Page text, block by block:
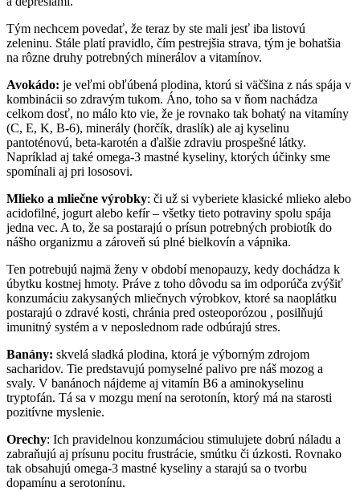
Tým nechcem povedať, že teraz by ste mali jesť iba listovú
zeleninu. Stále platí pravidlo, čím pestrejšia strava, tým je bohatšia
na rôzne druhy potrebných minerálov a vitamínov.
Avokádo: je veľmi obľúbená plodina, ktorú si väčšina z nás spája v
kombinácii so zdravým tukom. Áno, toho sa v ňom nachádza
celkom dosť, no málo kto vie, že je rovnako tak bohatý na vitamíny
(C, E, K, B-6), minerály (horčík, draslík) ale aj kyselinu
pantoténovú, beta-karotén a ďalšie zdraviu prospešné látky.
Napríklad aj také omega-3 mastné kyseliny, ktorých účinky sme
spomínali aj pri lososovi.
Mlieko a mliečne výrobky: či už si vyberiete klasické mlieko alebo
acidofilné, jogurt alebo kefír – všetky tieto potraviny spolu spája
jedna vec. A to, že sa postarajú o prísun potrebných probiotík do
nášho organizmu a zároveň sú plné bielkovín a vápnika.
Ten potrebujú najmä ženy v období menopauzy, kedy dochádza k
úbytku kostnej hmoty. Práve z toho dôvodu sa im odporúča zvýšiť
konzumáciu zakysaných mliečnych výrobkov, ktoré sa naoplátku
postarajú o zdravé kosti, chránia pred osteoporózou , posilňujú
imunitný systém a v neposlednom rade odbúrajú stres.
Banány: skvelá sladká plodina, ktorá je výborným zdrojom
sacharidov. Tie predstavujú pomyselné palivo pre náš mozog a
svaly. V banánoch nájdeme aj vitamín B6 a aminokyselinu
tryptofán. Tá sa v mozgu mení na serotonín, ktorý má na starosti
pozitívne myslenie.
Orechy: Ich pravidelnou konzumáciou stimulujete dobrú náladu a
zabraňujú aj prísunu pocitu frustrácie, smútku či úzkosti. Rovnako
tak obsahujú omega-3 mastné kyseliny a starajú sa o tvorbu
dopamínu a serotonínu.